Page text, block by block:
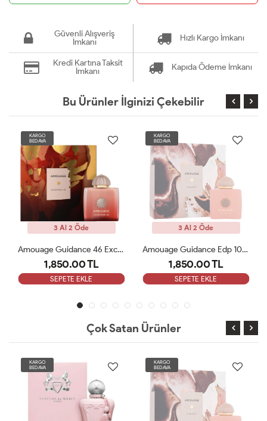
Güvenli Alışveriş
İmkanı
Hızlı Kargo İmkanı
Kredi Kartına Taksit
İmkanı
Kapıda Ödeme İmkanı
Bu Ürünler İlginizi Çekebilir
KARGO
BEDAVA
3 Al 2 Öde
Amouage Guidance 46 Exceptional Extrait 100ml Kadın Parfüm ARC
1,850.00 TL
SEPETE EKLE
KARGO
BEDAVA
3 Al 2 Öde
Amouage Guidance Edp 100 Ml Bayan Parfüm ARC
1,850.00 TL
SEPETE EKLE
Çok Satan Ürünler
KARGO
BEDAVA
KARGO
BEDAVA